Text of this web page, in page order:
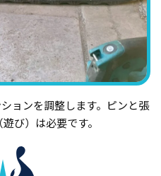
ョンを調整します。ピンと張
び）は必要です。